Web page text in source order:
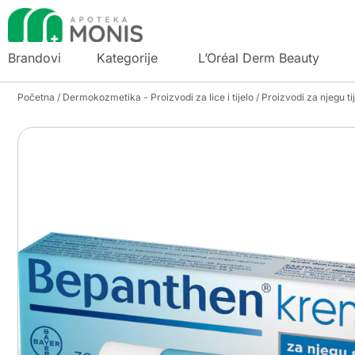
Brandovi Kategorije L’Oréal Derm Beauty
Početna / Dermokozmetika - Proizvodi za lice i tijelo / Proizvodi za njegu